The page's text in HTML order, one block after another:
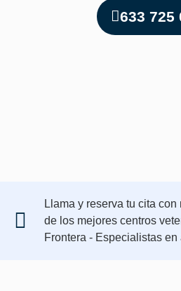
633 725
Llama y reserva tu cita
de los mejores centros
Frontera - Especialistas en